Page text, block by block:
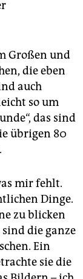
Großen und
die eben
auch
so um
das sind
übrigen 80
mir fehlt.
Dinge.
zu blicken
die ganze
Ein
sie die